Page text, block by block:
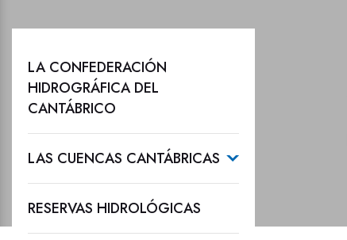
LA CONFEDERACIÓN
HIDROGRÁFICA DEL
CANTÁBRICO
LAS CUENCAS CANTÁBRICAS
RESERVAS HIDROLÓGICAS